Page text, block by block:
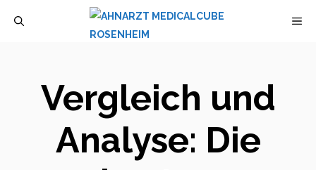
Vergleich und
Analyse: Die